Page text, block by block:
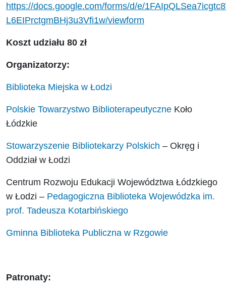
https://docs.google.com/forms/d/e/
L6EIPrctgmBHj3u3Vfi1w/viewform
Koszt udziału 80 zł
Organizatorzy:
Biblioteka Miejska w Łodzi
Polskie Towarzystwo Biblioterapeutyczne Koło
Łódzkie
Stowarzyszenie Bibliotekarzy Polskich – Okręg i
Oddział w Łodzi
Centrum Rozwoju Edukacji Województwa Łódzkiego
w Łodzi – Pedagogiczna Biblioteka Wojewódzka im.
prof. Tadeusza Kotarbińskiego
Gminna Biblioteka Publiczna w Rzgowie
Patronaty: